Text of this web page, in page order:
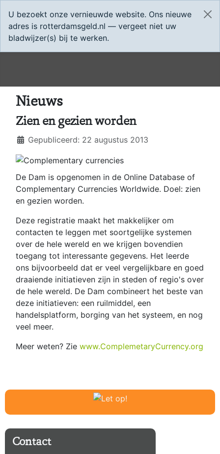
U bezoekt onze vernieuwde website. Ons nieuwe
adres is rotterdamsgeld.nl — vergeet niet uw
bladwijzer(s) bij te werken.
Home App
Nieuws
Zien en gezien worden
DetailsGepubliceerd: 22 augustus 2013
De Dam is opgenomen in de Online Database of
Complementary Currencies Worldwide. Doel: zien
en gezien worden.
Deze registratie maakt het makkelijker om
contacten te leggen met soortgelijke systemen
over de hele wereld en we krijgen bovendien
toegang tot interessante gegevens. Het leerde
ons bijvoorbeeld dat er veel vergelijkbare en goed
draaiende initiatieven zijn in steden of regio's over
de hele wereld. De Dam combineert het beste van
deze initiatieven: een ruilmiddel, een
handelsplatform, borging van het systeem, en nog
veel meer.
Meer weten? Zie www.ComplemetaryCurrency.org
Contact